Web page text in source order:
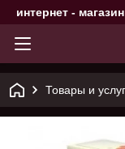
интернет -
Товары и